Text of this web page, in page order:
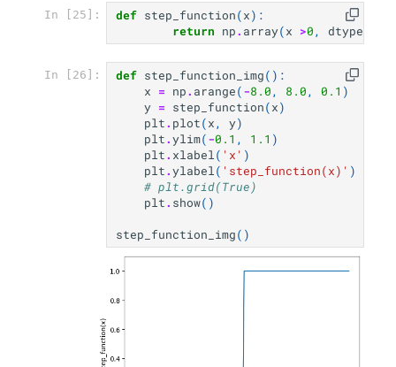
In [25]: def step_function(x):
return np. array(x >0, dtype
In [26]: def step_function_img():
x = np. arange(-8.0, 8.0, 0.1 )
y = step_function(x)
plt. plot(x, y)
plt.ylim(-0.1 , 1.1 )
plt. xlabel( 'x' )
plt.ylabel( 'step_function(x)' )
# plt.grid(True)
plt. show()
step_function_img()